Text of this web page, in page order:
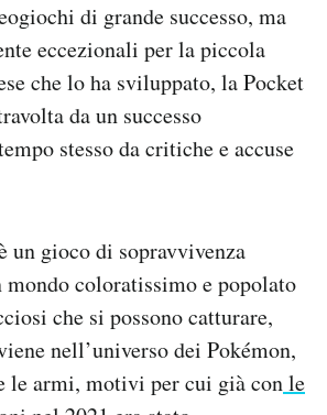
di grande successo, ma
eccezionali per la piccola
che lo ha sviluppato, la Pocket
da un successo
stesso da critiche e accuse
gioco di sopravvivenza
coloratissimo e popolato
che si possono catturare,
nell’universo dei Pokémon,
le armi, motivi per cui già conle